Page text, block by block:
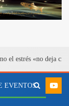
el estrés «no deja
EVENTOS